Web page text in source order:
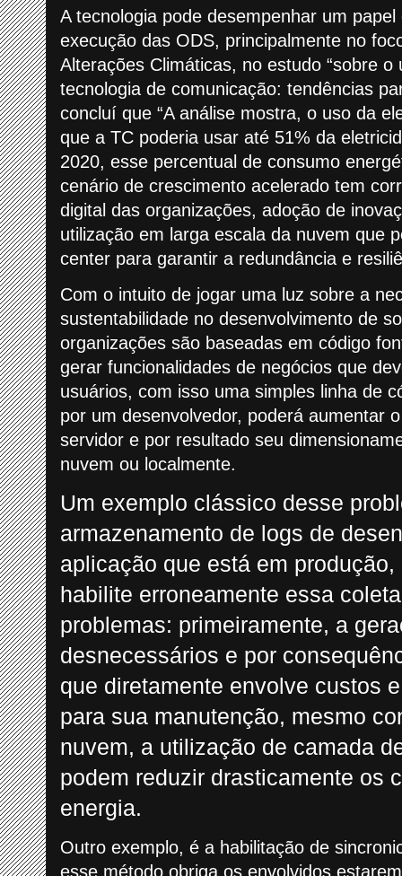
A tecnologia pode desempenhar um
execução das ODS, principalmente no
Alterações Climáticas, no estudo “sobre
tecnologia de comunicação: tendências
concluí que “A análise mostra, o uso da
que a TC poderia usar até 51% da
2020, esse percentual de consumo
cenário de crescimento acelerado tem
digital das organizações, adoção de
utilização em larga escala da nuvem que
center para garantir a redundância e
Com o intuito de jogar uma luz sobre a
sustentabilidade no desenvolvimento de
organizações são baseadas em código
gerar funcionalidades de negócios que
usuários, com isso uma simples linha de
por um desenvolvedor, poderá aumentar
servidor e por resultado seu
nuvem ou localmente.
Um exemplo clássico desse
armazenamento de logs de
aplicação que está em
habilite erroneamente essa
problemas: primeiramente, a
desnecessários e por
que diretamente envolve custos
para sua manutenção, mesmo
nuvem, a utilização de camada
podem reduzir drasticamente os
energia.
Outro exemplo, é a habilitação de
esse método obriga os envolvidos